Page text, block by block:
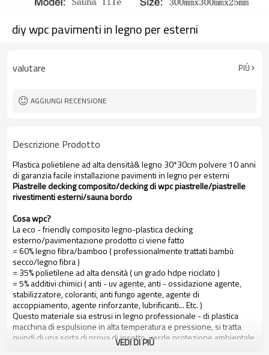
diy wpc pavimenti in legno per esterni
valutare PIÙ
AGGIUNGI RECENSIONE
Descrizione Prodotto
Plastica polietilene ad alta densità& legno 30*30cm polvere 10 anni
di garanzia facile installazione pavimenti in legno per esterni
Piastrelle decking composito/decking di wpc piastrelle/piastrelle
rivestimenti esterni/sauna bordo
Cosa wpc?
La eco - friendly composito legno-plastica decking
esterno/pavimentazione prodotto ci viene fatto
= 60% legno fibra/bamboo ( professionalmente trattati bambù
secco/legno fibra )
= 35% polietilene ad alta densità ( un grado hdpe riciclato )
= 5% additivi chimici ( anti - uv agente, anti - ossidazione agente,
stabilizzatore, coloranti, anti fungo agente, agente di
accoppiamento, agente rinforzante, lubrificanti... Etc. )
Questo materiale sia estrusi in legno professionale - di plastica
macchina di espulsione in alta temperatura e pressione, si tratta
quindi di una sorta di prova di insetto, verde protezione ambientale
materiale responsabile basata su un 10 anni di garanzia.
VEDI DI PIÙ